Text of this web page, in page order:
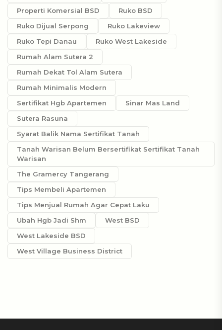
Properti Komersial BSD
Ruko BSD
Ruko Dijual Serpong
Ruko Lakeview
Ruko Tepi Danau
Ruko West Lakeside
Rumah Alam Sutera 2
Rumah Dekat Tol Alam Sutera
Rumah Minimalis Modern
Sertifikat Hgb Apartemen
Sinar Mas Land
Sutera Rasuna
Syarat Balik Nama Sertifikat Tanah
Tanah Warisan Belum Bersertifikat Sertifikat Tanah
Warisan
The Gramercy Tangerang
Tips Membeli Apartemen
Tips Menjual Rumah Agar Cepat Laku
Ubah Hgb Jadi Shm
West BSD
West Lakeside BSD
West Village Business District